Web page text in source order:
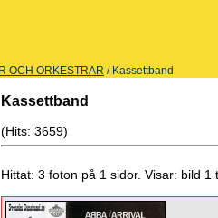
OCH ORKESTRAR / Kassettband
Kassettband
(Hits: 3659)
Hittat: 3 foton på 1 sidor. Visar: bild 1